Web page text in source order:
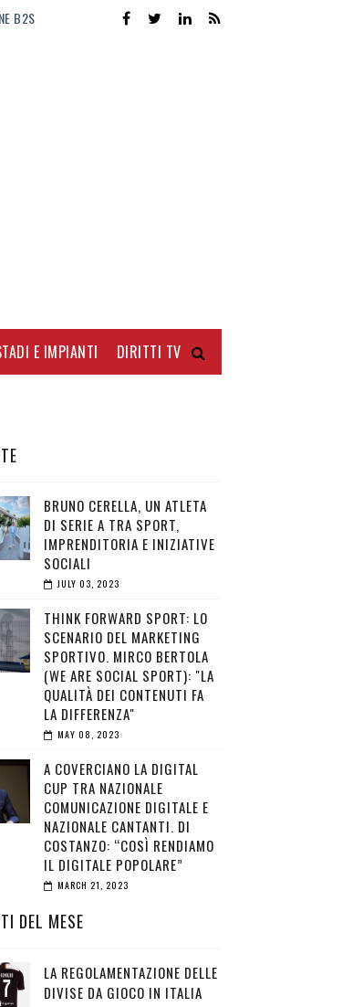
B2S
E IMPIANTI DIRITTI TV
BRUNO CERELLA, UN ATLETA
DI SERIE A TRA SPORT,
IMPRENDITORIA E INIZIATIVE
SOCIALI
JULY 03, 2023
THINK FORWARD SPORT: LO
SCENARIO DEL MARKETING
SPORTIVO. MIRCO BERTOLA
(WE ARE SOCIAL SPORT): "LA
QUALITÀ DEI CONTENUTI FA
LA DIFFERENZA"
MAY 08, 2023
A COVERCIANO LA DIGITAL
CUP TRA NAZIONALE
COMUNICAZIONE DIGITALE E
NAZIONALE CANTANTI. DI
COSTANZO: “COSÌ RENDIAMO
IL DIGITALE POPOLARE”
MARCH 21, 2023
DEL MESE
LA REGOLAMENTAZIONE DELLE
DIVISE DA GIOCO IN ITALIA